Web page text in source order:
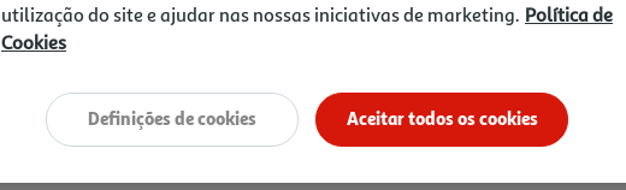
Vamos tentar de novo?
utilização do site e ajudar nas nossas iniciativas de marketing. Política de
Cookies
Aceitar todos os cookies
Definições de cookies